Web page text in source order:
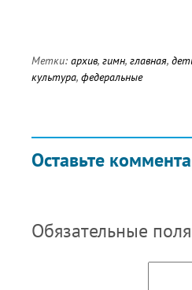
Метки: архив, гимн, главная,
культура, федеральные
Оставьте
Обязательные